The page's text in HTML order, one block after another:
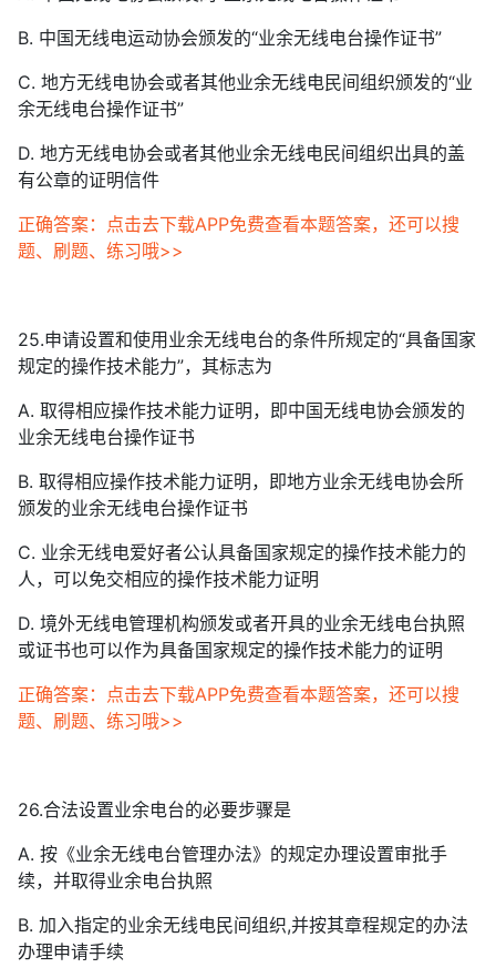
B. 中国无线电运动协会颁发的“业余无线电台操作证书”
C. 地方无线电协会或者其他业余无线电民间组织颁发的“业
余无线电台操作证书”
D. 地方无线电协会或者其他业余无线电民间组织出具的盖
有公章的证明信件
正确答案：点击去下载APP免费查看本题答案，还可以搜
题、刷题、练习哦>>
25.申请设置和使用业余无线电台的条件所规定的“具备国家
规定的操作技术能力”，其标志为
A. 取得相应操作技术能力证明，即中国无线电协会颁发的
业余无线电台操作证书
B. 取得相应操作技术能力证明，即地方业余无线电协会所
颁发的业余无线电台操作证书
C. 业余无线电爱好者公认具备国家规定的操作技术能力的
人，可以免交相应的操作技术能力证明
D. 境外无线电管理机构颁发或者开具的业余无线电台执照
或证书也可以作为具备国家规定的操作技术能力的证明
正确答案：点击去下载APP免费查看本题答案，还可以搜
题、刷题、练习哦>>
26.合法设置业余电台的必要步骤是
A. 按《业余无线电台管理办法》的规定办理设置审批手
续，并取得业余电台执照
B. 加入指定的业余无线电民间组织,并按其章程规定的办法
办理申请手续